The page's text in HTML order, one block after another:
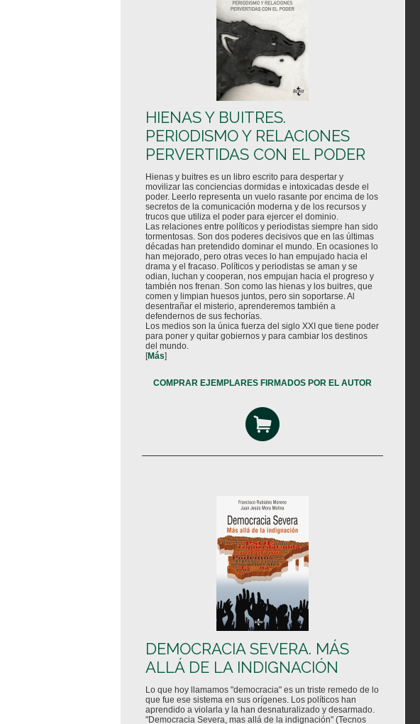
HIENAS Y BUITRES.
PERIODISMO Y RELACIONES
PERVERTIDAS CON EL PODER
Hienas y buitres es un libro escrito para despertar y
movilizar las conciencias dormidas e intoxicadas desde el
poder. Leerlo representa un vuelo rasante por encima de los
secretos de la comunicación moderna y de los recursos y
trucos que utiliza el poder para ejercer el dominio.
Las relaciones entre políticos y periodistas siempre han sido
tormentosas. Son dos poderes decisivos que en las últimas
décadas han pretendido dominar el mundo. En ocasiones lo
han mejorado, pero otras veces lo han empujado hacia el
drama y el fracaso. Políticos y periodistas se aman y se
odian, luchan y cooperan, nos empujan hacia el progreso y
también nos frenan. Son como las hienas y los buitres, que
comen y limpian huesos juntos, pero sin soportarse. Al
desentrañar el misterio, aprenderemos también a
defendernos de sus fechorías.
Los medios son la única fuerza del siglo XXI que tiene poder
para poner y quitar gobiernos y para cambiar los destinos
del mundo.
[Más]
COMPRAR EJEMPLARES FIRMADOS POR EL AUTOR
DEMOCRACIA SEVERA. MÁS
ALLÁ DE LA INDIGNACIÓN
Lo que hoy llamamos "democracia" es un triste remedo de lo
que fue ese sistema en sus orígenes. Los políticos han
aprendido a violarla y la han desnaturalizado y desarmado.
"Democracia Severa, mas allá de la indignación" (Tecnos